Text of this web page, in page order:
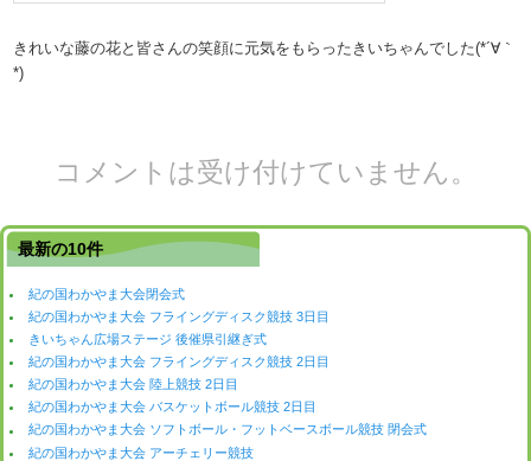
きれいな藤の花と皆さんの笑顔に元気をもらったきいちゃんでした(*´∀｀
*)
コメントは受け付けていません。
最新の10件
紀の国わかやま大会閉会式
紀の国わかやま大会 フライングディスク競技 3日目
きいちゃん広場ステージ 後催県引継ぎ式
紀の国わかやま大会 フライングディスク競技 2日目
紀の国わかやま大会 陸上競技 2日目
紀の国わかやま大会 バスケットボール競技 2日目
紀の国わかやま大会 ソフトボール・フットベースボール競技 閉会式
紀の国わかやま大会 アーチェリー競技